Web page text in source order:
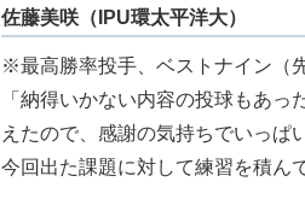
佐藤美咲（IPU環太平洋大）
※最高勝率投手、ベストナイン（
「納得いかない内容の投球もあ
えたので、感謝の気持ちでいっぱ
今回出た課題に対して練習を積ん